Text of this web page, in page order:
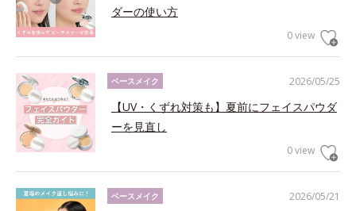
ダーの使い方
0 view
2026/05/25
ベースメイク
【UV・くずれ対策も】夏前にフェイスパウダ
ーを見直し
0 view
2026/05/21
ベースメイク